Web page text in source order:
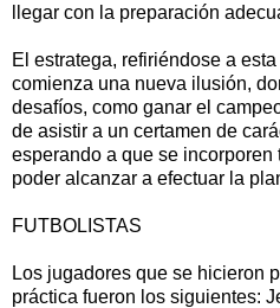
llegar con la preparación
El estratega, refiriéndose a
comienza una nueva ilusión,
desafíos, como ganar el
de asistir a un certamen de
esperando a que se
poder alcanzar a efectuar la
FUTBOLISTAS
Los jugadores que se hicieron
práctica fueron los siguientes: